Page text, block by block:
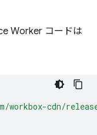
Worker コードは
workbox-cdn/